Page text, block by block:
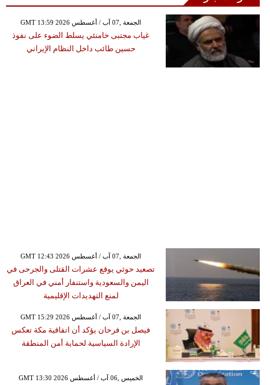
GMT 13:59 2026 الجمعة ,07 آب / أغسطس
غياب مجتبى خامنئي يسلط الضوء على نفوذ
حسين طائب داخل النظام الإيراني
GMT 12:43 2026 الجمعة ,07 آب / أغسطس
تصعيد حوثي يوقع عشرات القتلى والجرحى في
اليمن والسعودية واستنفار أمني في العراق
لمنع التهديدات الإقليمية
GMT 15:29 2026 الجمعة ,07 آب / أغسطس
فيصل بن فرحان يؤكد أن اتفاقية مكة تعكس
الإرادة السياسية لحماية أمن المنطقة
GMT 13:30 2026 الخميس ,06 آب / أغسطس